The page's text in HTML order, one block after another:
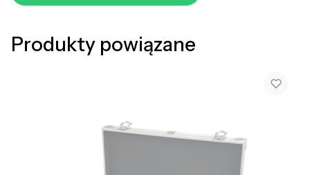
Produkty powiązane